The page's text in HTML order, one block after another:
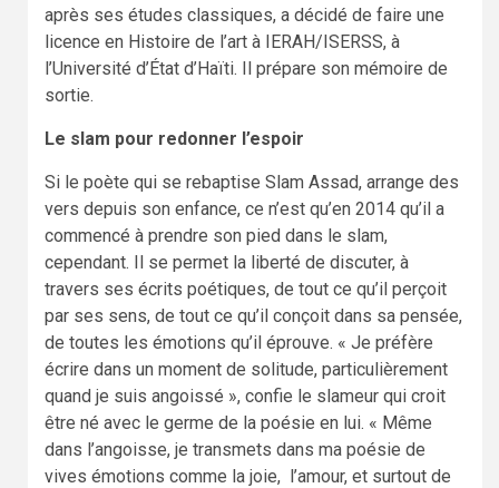
après ses études classiques, a décidé de faire une
licence en Histoire de l’art à IERAH/ISERSS, à
l’Université d’État d’Haïti. Il prépare son mémoire de
sortie.
Le slam pour redonner l’espoir
Si le poète qui se rebaptise Slam Assad, arrange des
vers depuis son enfance, ce n’est qu’en 2014 qu’il a
commencé à prendre son pied dans le slam,
cependant. Il se permet la liberté de discuter, à
travers ses écrits poétiques, de tout ce qu’il perçoit
par ses sens, de tout ce qu’il conçoit dans sa pensée,
de toutes les émotions qu’il éprouve. « Je préfère
écrire dans un moment de solitude, particulièrement
quand je suis angoissé », confie le slameur qui croit
être né avec le germe de la poésie en lui. « Même
dans l’angoisse, je transmets dans ma poésie de
vives émotions comme la joie, l’amour, et surtout de